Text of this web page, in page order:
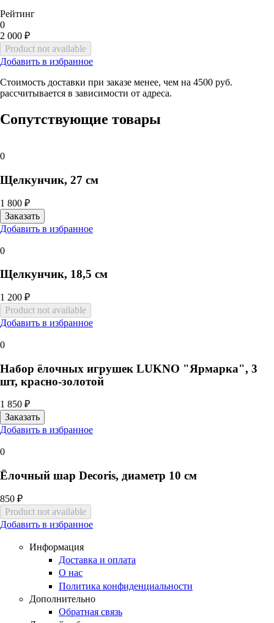
Рейтинг
0
2 000 ₽
Добавить в избранное
Стоимость доставки при заказе менее, чем на 4500 руб.
рассчитывается в зависимости от адреса.
Сопутствующие товары
0
Щелкунчик, 27 см
1 800 ₽
Добавить в избранное
0
Щелкунчик, 18,5 см
1 200 ₽
Добавить в избранное
0
Набор ёлочных игрушек LUKNO "Ярмарка", 3
шт, красно-золотой
1 850 ₽
Добавить в избранное
0
Ёлочный шар Decoris, диаметр 10 см
850 ₽
Добавить в избранное
Информация
Доставка и оплата
О нас
Политика конфиденциальности
Дополнительно
Обратная связь